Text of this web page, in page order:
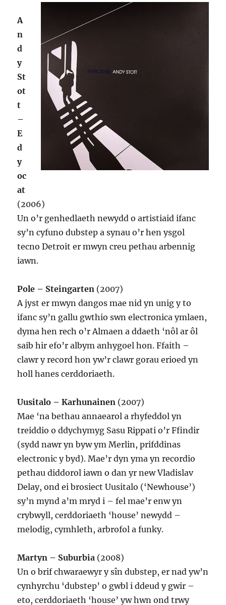
A
n
d
y
St
ot
t
–
E
d
y
oc
at
(2006)
Un o’r genhedlaeth newydd o artistiaid ifanc
sy’n cyfuno dubstep a synau o’r hen ysgol
tecno Detroit er mwyn creu pethau arbennig
iawn.
Pole – Steingarten (2007)
A jyst er mwyn dangos mae nid yn unig y to
ifanc sy’n gallu gwthio swn electronica ymlaen,
dyma hen rech o’r Almaen a ddaeth ‘nôl ar ôl
saib hir efo’r albym anhygoel hon. Ffaith –
clawr y record hon yw’r clawr gorau erioed yn
holl hanes cerddoriaeth.
Uusitalo – Karhunainen (2007)
Mae ‘na bethau annaearol a rhyfeddol yn
treiddio o ddychymyg Sasu Rippati o’r Ffindir
(sydd nawr yn byw ym Merlin, prifddinas
electronic y byd). Mae’r dyn yma yn recordio
pethau diddorol iawn o dan yr new Vladislav
Delay, ond ei brosiect Uusitalo (‘Newhouse’)
sy’n mynd a’m mryd i – fel mae’r enw yn
crybwyll, cerddoriaeth ‘house’ newydd –
melodig, cymhleth, arbrofol a funky.
Martyn – Suburbia (2008)
Un o brif chwaraewyr y sîn dubstep, er nad yw’n
cynhyrchu ‘dubstep’ o gwbl i ddeud y gwir –
eto, cerddoriaeth ‘house’ yw hwn ond trwy